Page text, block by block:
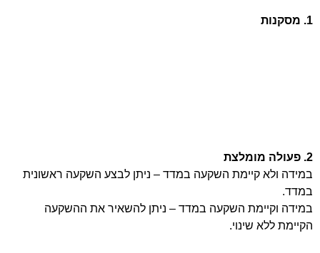
1. מסקנות
2. פעולה מומלצת
במידה ולא קיימת השקעה במדד – ניתן לבצע השקעה ראשונית
במדד.
במידה וקיימת השקעה במדד – ניתן להשאיר את ההשקעה
הקיימת ללא שינוי.